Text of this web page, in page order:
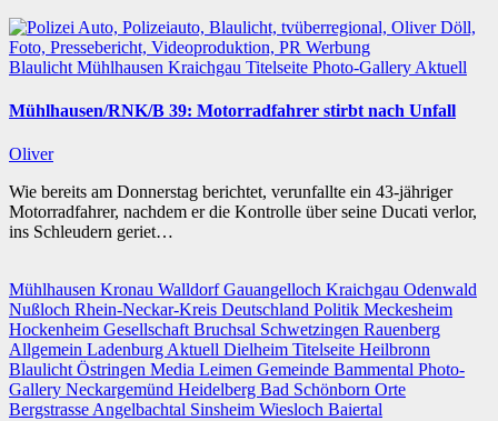
Blaulicht Mühlhausen Kraichgau Titelseite Photo-Gallery Aktuell
Mühlhausen/RNK/B 39: Motorradfahrer stirbt nach Unfall
Oliver
Wie bereits am Donnerstag berichtet, verunfallte ein 43-jähriger
Motorradfahrer, nachdem er die Kontrolle über seine Ducati verlor,
ins Schleudern geriet…
Mühlhausen Kronau WalldorfGauangelloch Kraichgau Odenwald
Nußloch Rhein-Neckar-Kreis Deutschland Politik Meckesheim
Hockenheim Gesellschaft Bruchsal Schwetzingen Rauenberg
Allgemein Ladenburg Aktuell Dielheim Titelseite Heilbronn
Blaulicht Östringen Media Leimen Gemeinde Bammental Photo-
Gallery Neckargemünd Heidelberg Bad Schönborn Orte
Bergstrasse Angelbachtal Sinsheim Wiesloch Baiertal